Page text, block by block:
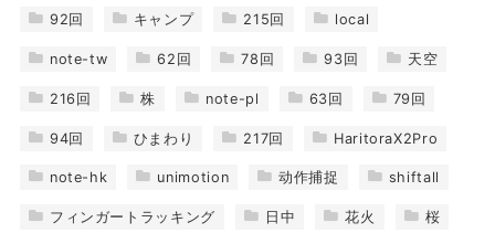
92回 キャンプ 215回 local
note-tw 62回 78回 93回 天空
216回 株 note-pl 63回 79回
94回 ひまわり 217回 HaritoraX2Pro
note-hk unimotion 动作捕捉 shiftall
フィンガートラッキング 日中 花火 桜